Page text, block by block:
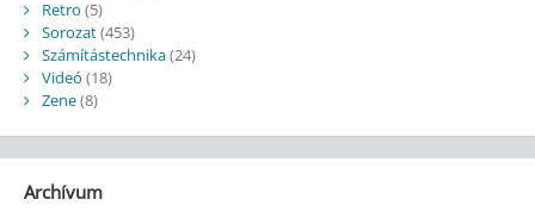
Retro (5)
Sorozat(453)
Számítástechnika(24)
Videó (18)
Zene(8)
Archívum